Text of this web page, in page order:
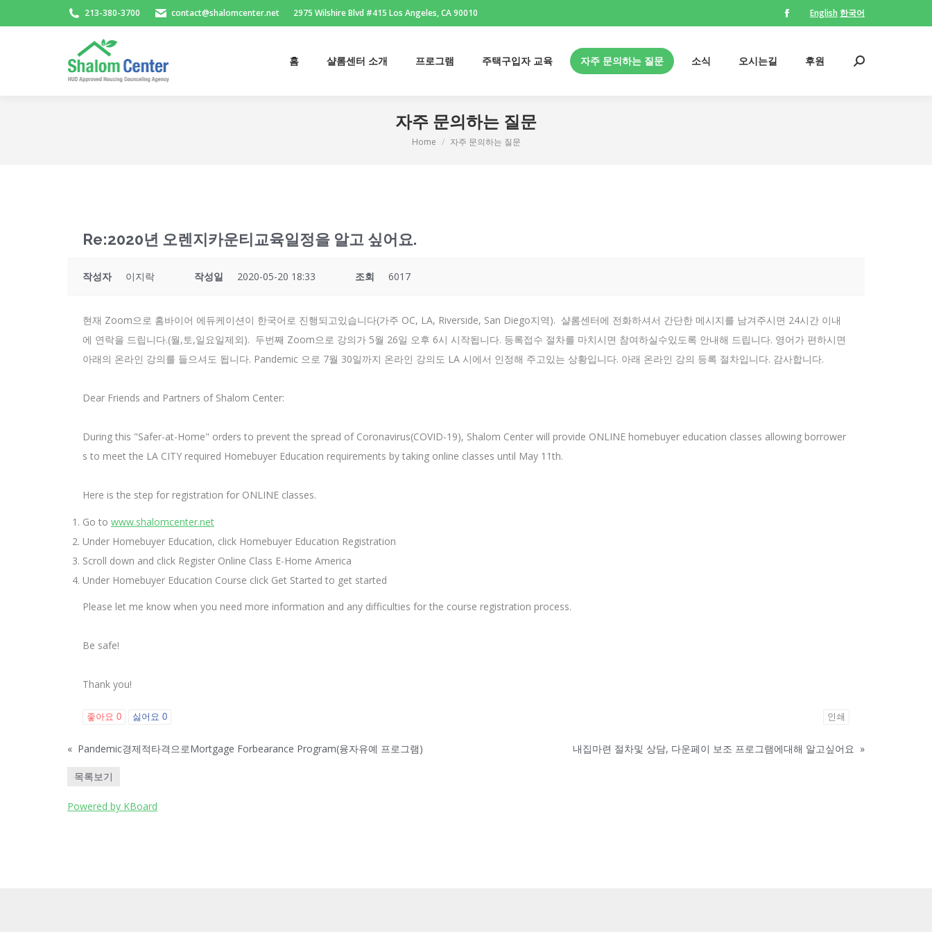
213-380-3700 contact@shalomcenter.net 2975 Wilshire Blvd #415 Los Angeles, CA 90010
Facebook
opens
English 한국어
홈 샬롬센터 소개 프로그램 주택구입자 교육 자주 문의하는 질문 소식 오시는길 후원 Search:
자주 문의하는 질문
You are here:
Home 자주 문의하는 질문
Re:2020년 오렌지카운티교육일정을 알고 싶어요.
작성자 이지락 작성일 2020-05-20 18:33 조회 6017
현재 Zoom으로 홈바이어 에듀케이션이 한국어로 진행되고있습니다(가주 OC, LA, Riverside, San Diego지역). 샬롬센터에 전화하셔서 간단한 메시지를 남겨주시면 24시간 이내
에 연락을 드립니다.(월,토,일요일제외). 두번째 Zoom으로 강의가 5월 26일 오후 6시 시작됩니다. 등록접수 절차를 마치시면 참여하실수있도록 안내해 드립니다. 영어가 편하시면
아래의 온라인 강의를 들으셔도 됩니다. Pandemic 으로 7월 30일까지 온라인 강의도 LA 시에서 인정해 주고있는 상황입니다. 아래 온라인 강의 등록 절차입니다. 감사합니다.
Dear Friends and Partners of Shalom Center:
During this "Safer-at-Home" orders to prevent the spread of Coronavirus(COVID-19), Shalom Center will provide ONLINE homebuyer education classes allowing borrower
s to meet the LA CITY required Homebuyer Education requirements by taking online classes until May 11th.
Here is the step for registration for ONLINE classes.
Go to www.shalomcenter.net
Under Homebuyer Education, click Homebuyer Education Registration
Scroll down and click Register Online Class E-Home America
Under Homebuyer Education Course click Get Started to get started
Please let me know when you need more information and any difficulties for the course registration process.
Be safe!
Thank you!
좋아요 0 싫어요 0 인쇄
« Pandemic경제적타격으로Mortgage Forbearance Program(융자유예 프로그램) 내집마련 절차및 상담, 다운페이 보조 프로그램에대해 알고싶어요 »
목록보기
Powered by KBoard
홈 샬롬센터 소개 프로그램 주택구입자 교육 자주 문의하는 질문 소식 오시는길 후원